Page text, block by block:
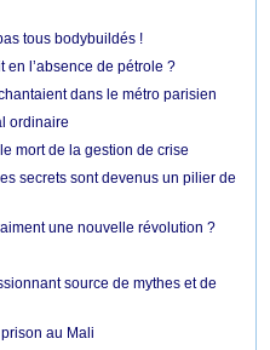
tous bodybuildés !
l’absence de pétrole ?
dans le métro parisien
ordinaire
mort de la gestion de crise
secrets sont devenus un pilier de
une nouvelle révolution ?
source de mythes et de
au Mali